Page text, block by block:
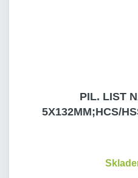
PIL. LIST
5X132MM;HCS/